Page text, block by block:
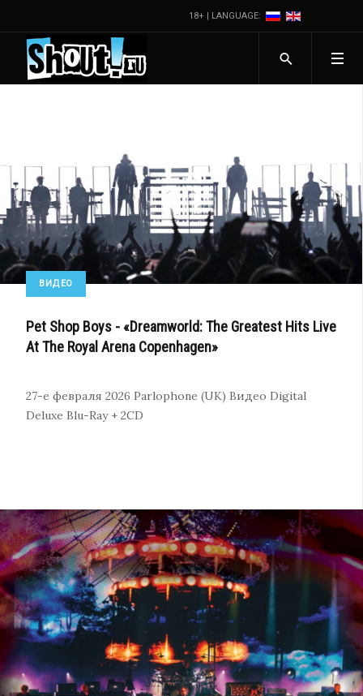
18+ | LANGUAGE:
ВИДЕО
Pet Shop Boys - «Dreamworld: The Greatest Hits Live
At The Royal Arena Copenhagen»
27-е февраля 2026 Parlophone (UK) Видео Digital
Deluxe Blu-Ray + 2CD